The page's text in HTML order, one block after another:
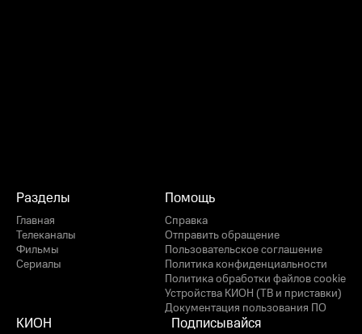
Разделы
Главная
Телеканалы
Фильмы
Сериалы
Помощь
Справка
Отправить обращение
Пользовательское соглашение
Политика конфиденциальности
Политика обработки файлов cookie
Устройства КИОН (ТВ и приставки)
Документация пользования ПО
КИОН Подписывайся